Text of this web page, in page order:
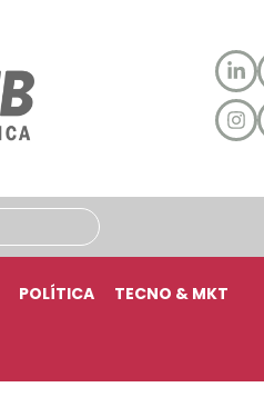
POLÍTICA TECNO & MKT